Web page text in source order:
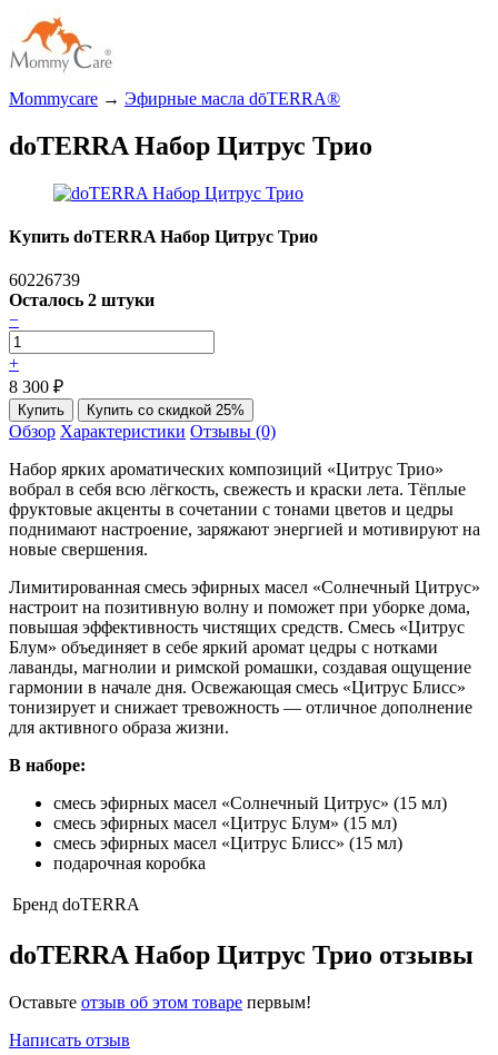
Mommycare → Эфирные масла dōTERRA®
doTERRA Набор Цитрус Трио
Купить doTERRA Набор Цитрус Трио
60226739
Осталось 2 штуки
−
+
8 300 ₽
Обзор Характеристики Отзывы (0)
Набор ярких ароматических композиций «Цитрус Трио»
вобрал в себя всю лёгкость, свежесть и краски лета. Тёплые
фруктовые акценты в сочетании с тонами цветов и цедры
поднимают настроение, заряжают энергией и мотивируют на
новые свершения.
Лимитированная смесь эфирных масел «Солнечный Цитрус»
настроит на позитивную волну и поможет при уборке дома,
повышая эффективность чистящих средств. Смесь «Цитрус
Блум» объединяет в себе яркий аромат цедры с нотками
лаванды, магнолии и римской ромашки, создавая ощущение
гармонии в начале дня. Освежающая смесь «Цитрус Блисс»
тонизирует и снижает тревожность — отличное дополнение
для активного образа жизни.
В наборе:
смесь эфирных масел «Солнечный Цитрус» (15 мл)
смесь эфирных масел «Цитрус Блум» (15 мл)
смесь эфирных масел «Цитрус Блисс» (15 мл)
подарочная коробка
Бренд doTERRA
doTERRA Набор Цитрус Трио отзывы
Оставьте отзыв об этом товаре первым!
Написать отзыв